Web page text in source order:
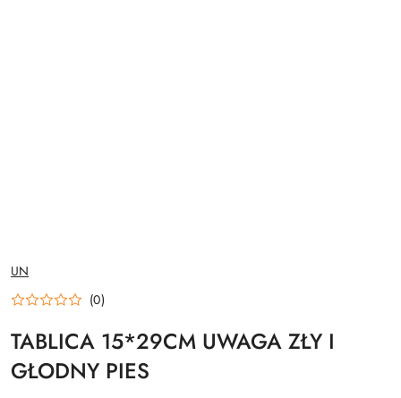
NAZWA
PRODUCENTA:
UN
(0)
TABLICA 15*29CM UWAGA ZŁY I
GŁODNY PIES